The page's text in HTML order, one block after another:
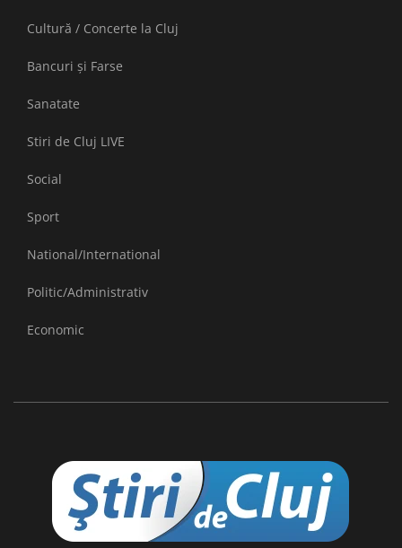
Cultură / Concerte la Cluj
Bancuri și Farse
Sanatate
Stiri de Cluj LIVE
Social
Sport
National/International
Politic/Administrativ
Economic